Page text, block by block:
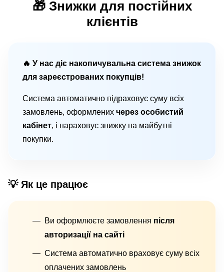
🎁 Знижки для постійних
клієнтів
🔥 У нас діє накопичувальна система знижок
для зареєстрованих покупців!
Система автоматично підраховує суму всіх
замовлень, оформлених через особистий
кабінет, і нараховує знижку на майбутні
покупки.
💡 Як це працює
Ви оформлюєте замовлення після
авторизації на сайті
Система автоматично враховує суму всіх
оплачених замовлень